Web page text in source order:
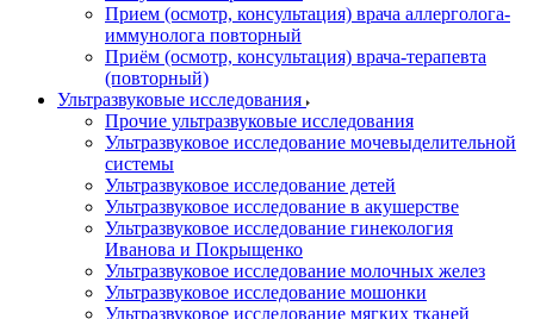
Прием (осмотр, консультация) врача аллерголога-
иммунолога повторный
Приём (осмотр, консультация) врача-терапевта
(повторный)
Ультразвуковые исследования
Прочие ультразвуковые исследования
Ультразвуковое исследование мочевыделительной
системы
Ультразвуковое исследование детей
Ультразвуковое исследование в акушерстве
Ультразвуковое исследование гинекология
Иванова и Покрыщенко
Ультразвуковое исследование молочных желез
Ультразвуковое исследование мошонки
Ультразвуковое исследование мягких тканей